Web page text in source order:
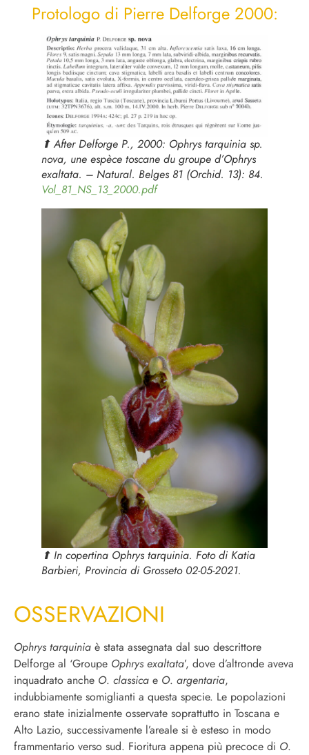
Protologo di Pierre Delforge 2000:
⬆︎ After Delforge P., 2000: Ophrys tarquinia sp.
nova, une espèce toscane du groupe d’Ophrys
exaltata. – Natural. Belges 81 (Orchid. 13): 84.
Vol_81_NS_13_2000.pdf
⬆︎ In copertina Ophrys tarquinia. Foto di Katia
Barbieri, Provincia di Grosseto 02-05-2021.
OSSERVAZIONI
Ophrys tarquinia è stata assegnata dal suo descrittore
Delforge al ‘Groupe Ophrys exaltata’, dove d’altronde aveva
inquadrato anche O. classica e O. argentaria,
indubbiamente somiglianti a questa specie. Le popolazioni
erano state inizialmente osservate soprattutto in Toscana e
Alto Lazio, successivamente l’areale si è esteso in modo
frammentario verso sud. Fioritura appena più precoce di O.